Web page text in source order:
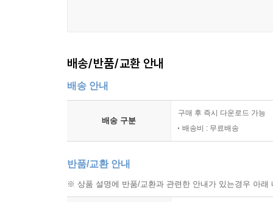
2절. 노인안보 국가 과제
3장 노인안보 기본법
1절. 노인 관련 법률
4장 노인안보 선언과 로드맵
1절. 노인안보 선언
2절. 노인안보 로드맵
배송/반품/교환 안내
배송 안내
배송 구분
구매 후 즉시 다운로드 가능
배송비 : 무료배송
반품/교환 안내
※ 상품 설명에 반품/교환과 관련한 안내가 있는경우 아